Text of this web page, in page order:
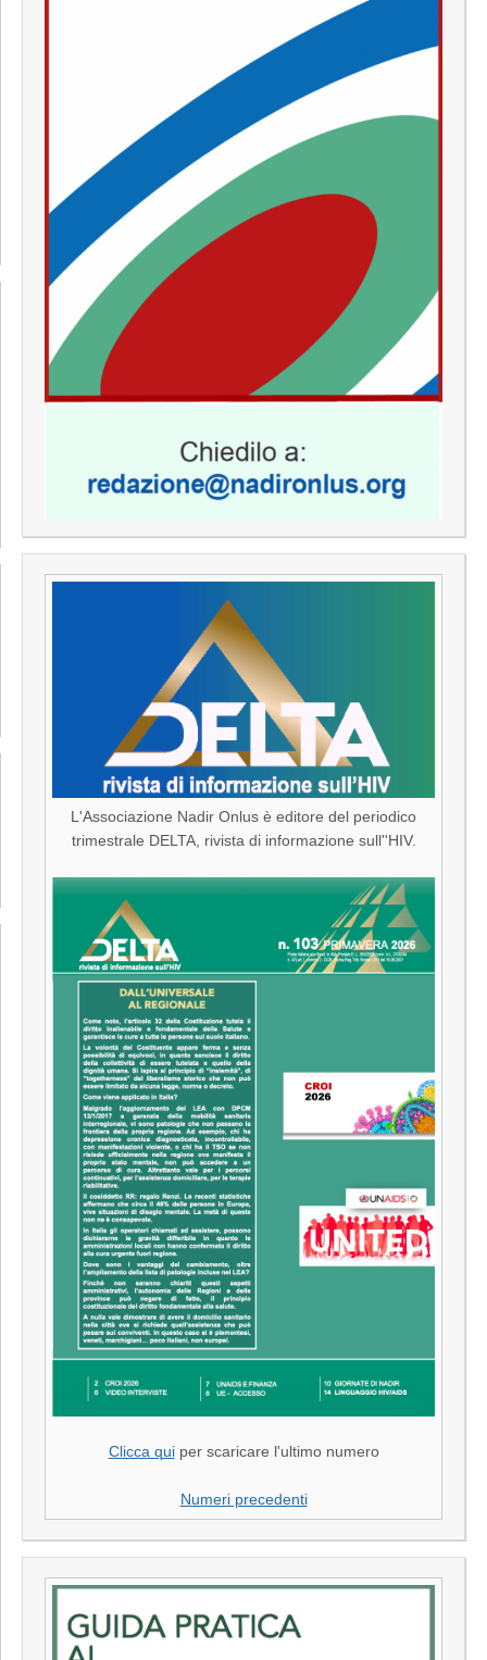
L'Associazione Nadir Onlus è editore del periodico
trimestrale DELTA, rivista di informazione sull''HIV.
Clicca quiper scaricare l'ultimo numero
Numeri precedenti